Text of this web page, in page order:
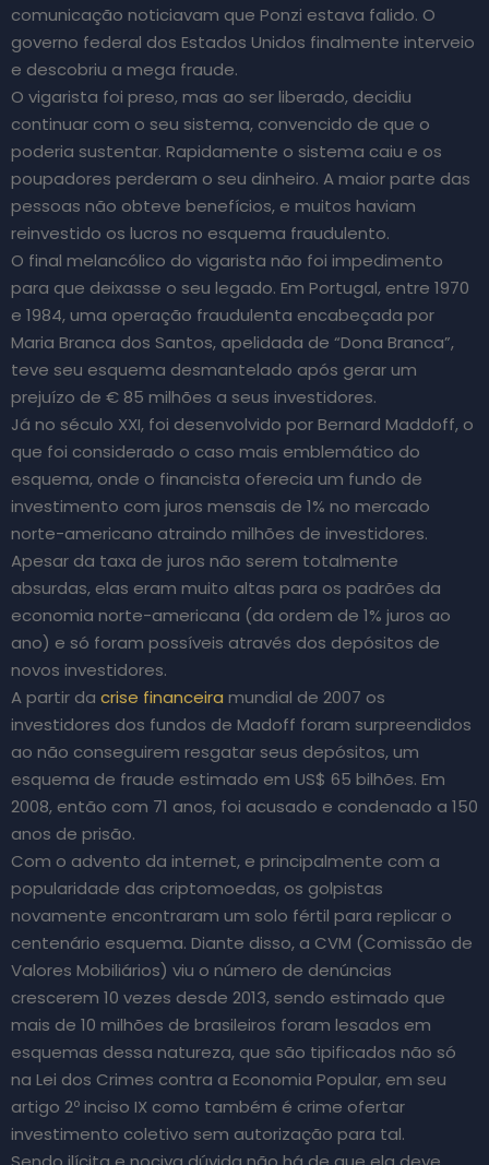
comunicação noticiavam que Ponzi estava falido. O
governo federal dos Estados Unidos finalmente interveio
e descobriu a mega fraude.
O vigarista foi preso, mas ao ser liberado, decidiu
continuar com o seu sistema, convencido de que o
poderia sustentar. Rapidamente o sistema caiu e os
poupadores perderam o seu dinheiro. A maior parte das
pessoas não obteve benefícios, e muitos haviam
reinvestido os lucros no esquema fraudulento.
O final melancólico do vigarista não foi impedimento
para que deixasse o seu legado. Em Portugal, entre 1970
e 1984, uma operação fraudulenta encabeçada por
Maria Branca dos Santos, apelidada de “Dona Branca”,
teve seu esquema desmantelado após gerar um
prejuízo de € 85 milhões a seus investidores.
Já no século XXI, foi desenvolvido por Bernard Maddoff, o
que foi considerado o caso mais emblemático do
esquema, onde o financista oferecia um fundo de
investimento com juros mensais de 1% no mercado
norte-americano atraindo milhões de investidores.
Apesar da taxa de juros não serem totalmente
absurdas, elas eram muito altas para os padrões da
economia norte-americana (da ordem de 1% juros ao
ano) e só foram possíveis através dos depósitos de
novos investidores.
A partir da crise financeira mundial de 2007 os
investidores dos fundos de Madoff foram surpreendidos
ao não conseguirem resgatar seus depósitos, um
esquema de fraude estimado em US$ 65 bilhões. Em
2008, então com 71 anos, foi acusado e condenado a 150
anos de prisão.
Com o advento da internet, e principalmente com a
popularidade das criptomoedas, os golpistas
novamente encontraram um solo fértil para replicar o
centenário esquema. Diante disso, a CVM (Comissão de
Valores Mobiliários) viu o número de denúncias
crescerem 10 vezes desde 2013, sendo estimado que
mais de 10 milhões de brasileiros foram lesados em
esquemas dessa natureza, que são tipificados não só
na Lei dos Crimes contra a Economia Popular, em seu
artigo 2º inciso IX como também é crime ofertar
investimento coletivo sem autorização para tal.